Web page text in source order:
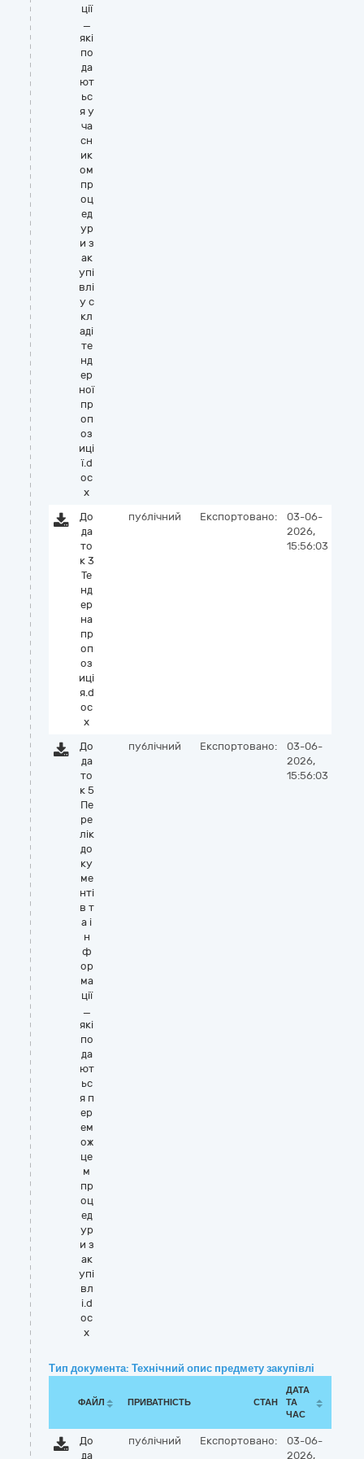
ції
_
які
по
да
ют
ьс
я у
ча
сн
ик
ом
пр
оц
ед
ур
и з
ак
упі
влі
у с
кл
аді
те
нд
ер
ної
пр
оп
оз
иці
ї.d
oc
x
До
да
то
к 3
Те
нд
ер
на
пр
оп
оз
иці
я.d
oc
x
публічний Експортовано:
03-06-
2026,
15:56:03
До
да
то
к 5
Пе
ре
лік
до
ку
ме
нті
в т
а і
н
ф
ор
ма
ції
_
які
по
да
ют
ьс
я п
ер
ем
ож
це
м
пр
оц
ед
ур
и з
ак
упі
вл
і.d
oc
x
публічний Експортовано:
03-06-
2026,
15:56:03
Тип документа: Технічний опис предмету закупівлі
ФАЙЛ ПРИВАТНІСТЬ СТАН
ДАТА
ТА
ЧАС
До
да
публічний Експортовано:
03-06-
2026,